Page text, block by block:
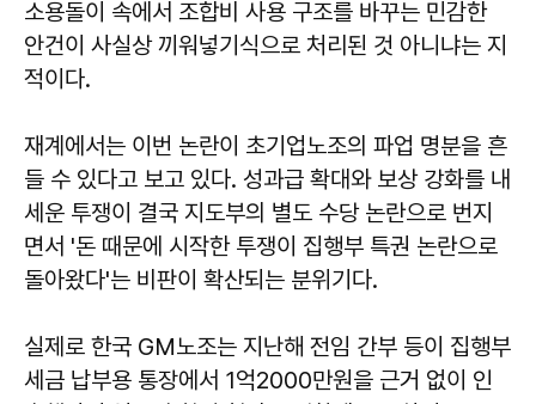
소용돌이 속에서 조합비 사용 구조를 바꾸는 민감한
안건이 사실상 끼워넣기식으로 처리된 것 아니냐는 지
적이다.
재계에서는 이번 논란이 초기업노조의 파업 명분을 흔
들 수 있다고 보고 있다. 성과급 확대와 보상 강화를 내
세운 투쟁이 결국 지도부의 별도 수당 논란으로 번지
면서 '돈 때문에 시작한 투쟁이 집행부 특권 논란으로
돌아왔다'는 비판이 확산되는 분위기다.
실제로 한국 GM노조는 지난해 전임 간부 등이 집행부
세금 납부용 통장에서 1억2000만원을 근거 없이 인